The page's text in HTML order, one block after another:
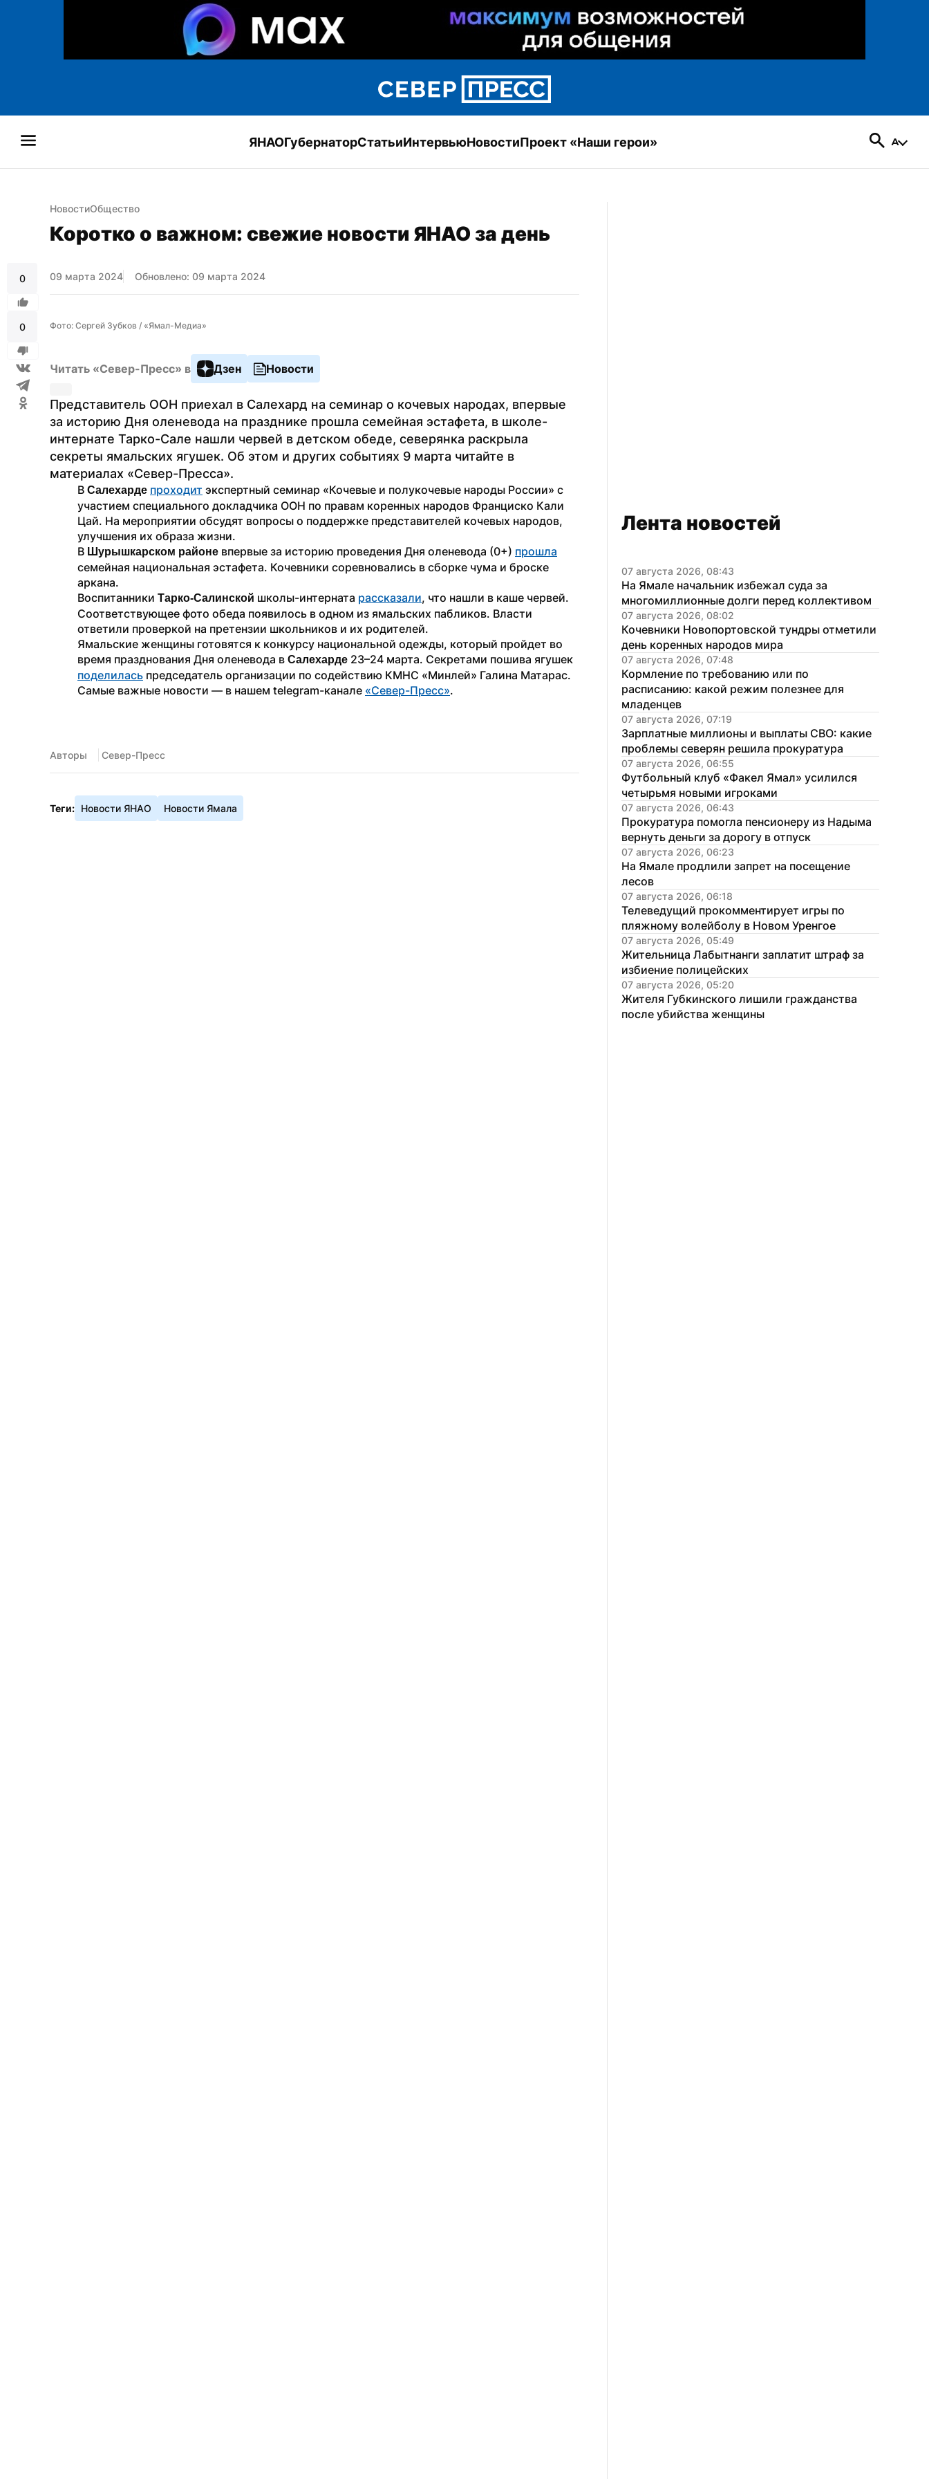
ЯНАОГубернаторСтатьиИнтервьюНовостиПроект «Наши герои»
0
0
НовостиОбщество
Коротко о важном: свежие новости ЯНАО за день
09 марта 2024 Обновлено: 09 марта 2024
Фото: Сергей Зубков / «Ямал-Медиа»
Читать «Север-Пресс» в Дзен Новости
Представитель ООН приехал в Салехард на семинар о кочевых народах, впервые
за историю Дня оленевода на празднике прошла семейная эстафета, в школе-
интернате Тарко-Сале нашли червей в детском обеде, северянка раскрыла
секреты ямальских ягушек. Об этом и других событиях 9 марта читайте в
материалах «Север-Пресса».
В Салехарде проходит экспертный семинар «Кочевые и полукочевые народы России» с
участием специального докладчика ООН по правам коренных народов Франциско Кали
Цай. На мероприятии обсудят вопросы о поддержке представителей кочевых народов,
улучшения их образа жизни.
В Шурышкарском районе впервые за историю проведения Дня оленевода (0+) прошла
семейная национальная эстафета. Кочевники соревновались в сборке чума и броске
аркана.
Воспитанники Тарко-Салинской школы-интерната рассказали, что нашли в каше червей.
Соответствующее фото обеда появилось в одном из ямальских пабликов. Власти
ответили проверкой на претензии школьников и их родителей.
Ямальские женщины готовятся к конкурсу национальной одежды, который пройдет во
время празднования Дня оленевода в Салехарде
поделилась председатель организации по содействию КМНС «Минлей» Галина Матарас.
Самые важные новости — в нашем telegram-канале «Север-Пресс».
Авторы Север-Пресс
Теги: Новости ЯНАО Новости Ямала
Лента новостей
07 августа 2026, 08:43
На Ямале начальник избежал суда за
многомиллионные долги перед коллективом
07 августа 2026, 08:02
Кочевники Новопортовской тундры отметили
день коренных народов мира
07 августа 2026, 07:48
Кормление по требованию или по
расписанию: какой режим полезнее для
младенцев
07 августа 2026, 07:19
Зарплатные миллионы и выплаты СВО: какие
проблемы северян решила прокуратура
07 августа 2026, 06:55
Футбольный клуб «Факел Ямал» усилился
четырьмя новыми игроками
07 августа 2026, 06:43
Прокуратура помогла пенсионеру из Надыма
вернуть деньги за дорогу в отпуск
07 августа 2026, 06:23
На Ямале продлили запрет на посещение
лесов
07 августа 2026, 06:18
Телеведущий прокомментирует игры по
пляжному волейболу в Новом Уренгое
07 августа 2026, 05:49
Жительница Лабытнанги заплатит штраф за
избиение полицейских
07 августа 2026, 05:20
Жителя Губкинского лишили гражданства
после убийства женщины